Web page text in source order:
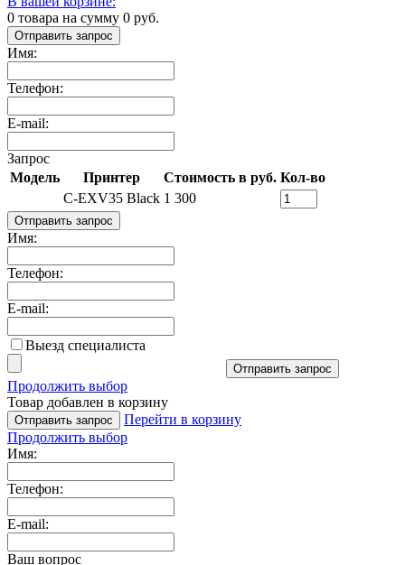
0 товара на сумму 0 руб.
Отправить запрос
Имя:
Телефон:
E-mail:
Запрос
Модель
Принтер Стоимость в руб. Кол-во
C-EXV35 Black 1 300
Отправить запрос
Имя:
Телефон:
E-mail:
Выезд специалиста
Отправить запрос
Продолжить выбор
Товар добавлен в корзину
Отправить запрос
Перейти в корзину
Продолжить выбор
Имя:
Телефон:
E-mail:
Ваш вопрос